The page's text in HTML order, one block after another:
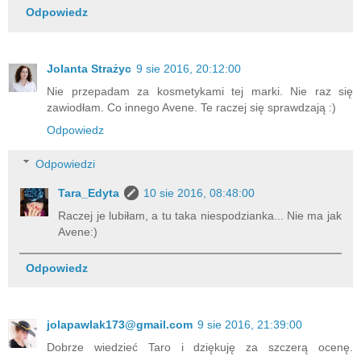
Odpowiedz
Jolanta Strażyc 9 sie 2016, 20:12:00
Nie przepadam za kosmetykami tej marki. Nie raz się
zawiodłam. Co innego Avene. Te raczej się sprawdzają :)
Odpowiedz
Odpowiedzi
Tara_Edyta
10 sie 2016, 08:48:00
Raczej je lubiłam, a tu taka niespodzianka... Nie ma jak
Avene:)
Odpowiedz
jolapawlak173@gmail.com 9 sie 2016, 21:39:00
Dobrze wiedzieć Taro i dziękuję za szczerą ocenę.